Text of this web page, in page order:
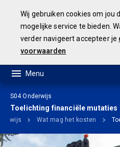
S04 Onderwijs
Toelichting financiële mutaties
Wat mag het kosten
Wij gebruiken cookies om jou
mogelijke service te bieden.
verder navigeert accepteer je
voorwaarden